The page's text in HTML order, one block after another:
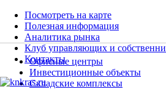
Посмотреть на карте
Полезная информация
Аналитика рынка
Клуб управляющих и
Контакты
Офисные центры
Инвестиционные объекты
Складские комплексы